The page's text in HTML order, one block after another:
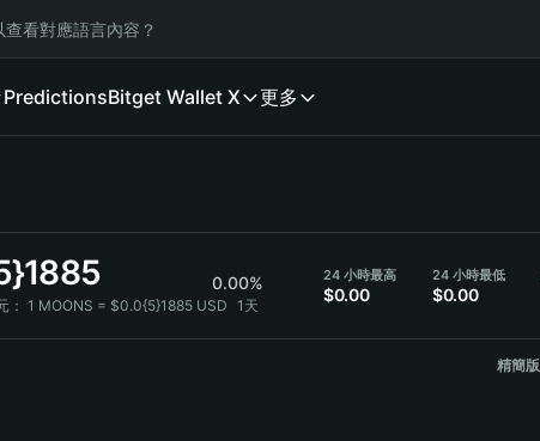
查看對應語言內容？
PredictionsBitget Wallet X 更多
0.00%
： 1 MOONS = $0.0{5}1885 USD 1天
24 小時最高
$0.00
24 小時最低
$0.00
精簡版